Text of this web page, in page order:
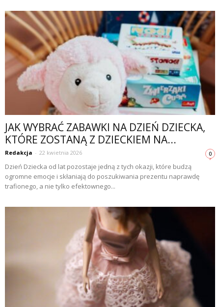
JAK WYBRAĆ ZABAWKI NA DZIEŃ DZIECKA,
KTÓRE ZOSTANĄ Z DZIECKIEM NA...
Redakcja - 22 kwietnia 2026 0
Dzień Dziecka od lat pozostaje jedną z tych okazji, które budzą
ogromne emocje i skłaniają do poszukiwania prezentu naprawdę
trafionego, a nie tylko efektownego...